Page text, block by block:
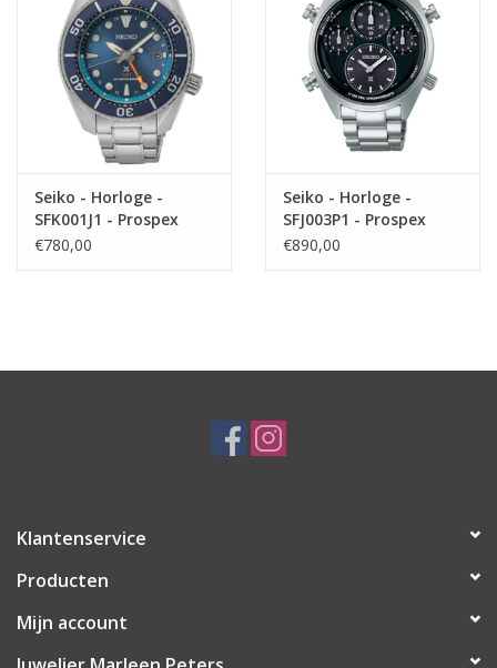
Seiko - Horloge -
SFK001J1 - Prospex
€780,00
Seiko - Horloge -
SFJ003P1 - Prospex
€890,00
Klantenservice
Producten
Mijn account